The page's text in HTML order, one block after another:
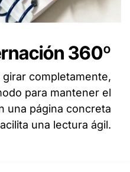
360º
completamente,
para mantener el
una página concreta
una lectura ágil.